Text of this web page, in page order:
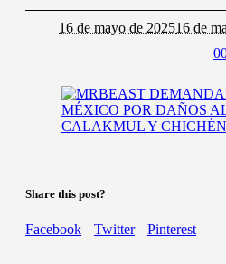
16 de mayo de 202516 de
0
Share this post?
Facebook Twitter Pinterest